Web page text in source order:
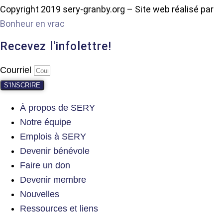
Copyright 2019 sery-granby.org – Site web réalisé par
Bonheur en vrac
Recevez l'infolettre!
Courriel
S'INSCRIRE
À propos de SERY
Notre équipe
Emplois à SERY
Devenir bénévole
Faire un don
Devenir membre
Nouvelles
Ressources et liens